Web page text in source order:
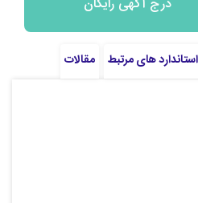
درج آگهی رایگان
استاندارد های مرتبط مقالات